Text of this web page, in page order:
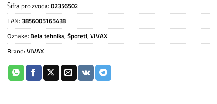
Šifra proizvoda: 02356502
EAN: 3856005165438
Oznake: Bela tehnika, Šporeti, VIVAX
Brand: VIVAX